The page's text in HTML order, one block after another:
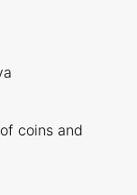
coins and